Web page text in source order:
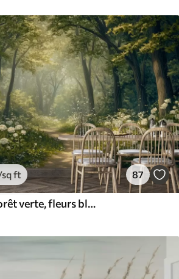
ft 87
Chemin dans la forêt verte, fleurs blanches, lumière du soleil, dessin de style acrylique